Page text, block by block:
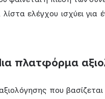
ελέγχου ισχύει
πλατφόρμα
που